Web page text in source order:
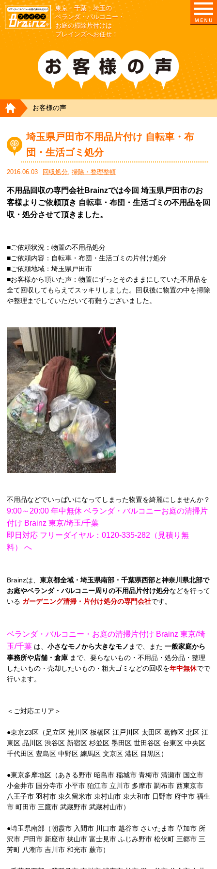
東京/埼玉/千葉/神奈川の ベランダ・庭の清掃片付け
東京・千葉・埼玉の
ベランダ・バルコニー・
お庭の掃除片付けは
ブレインズへお任せ！
HOME
お客様の声
埼玉県戸田市不用品片付け 自転車・布
団・生活ゴミ処分
2016.06.03 回収処分, 掃除・整理整頓
不用品回収の専門会社Brainzでは今回 埼玉県戸田市のお
客様よりご依頼頂き 自転車・布団・生活ゴミの不用品を回
収・処分させて頂きました。
■ご依頼状況：物置の不用品処分
■ご依頼内容：自転車・布団・生活ゴミの片付け処分
■ご依頼地域：埼玉県戸田市
■お客様から頂いた声：物置にずっとそのままにしていた不用品を
全て回収してもらえてスッキリしました。回収後に物置の中を掃除
や整理までしていただいて有難うございました。
不用品などでいっぱいになってしまった物置を綺麗にしませんか？
9:00～20:00 年中無休 ベランダ・バルコニーお庭の清掃片
付け Brainz 東京/埼玉/千葉
即日対応 フリーダイヤル：0120-335-282（見積り無
料）
へ
Brainzは、 東京都全域・埼玉県南部・千葉県西部と神奈川県北部で
お庭やベランダ・バルコニー周りの不用品片付け処分などを行って
いる ガーデニング清掃・片付け処分の専門会社です。
ベランダ・バルコニー・お庭の清掃片付け Brainz 東京/埼
玉/千葉 は、 小さなモノから大きなモノ まで、また 一般家庭から
事務所や店舗・倉庫 まで、要らないもの・不用品・処分品・整理
したいもの・売却したいもの・粗大ゴミなどの回収を年中無休でで
行います。
＜ご対応エリア＞
●東京23区（足立区 荒川区 板橋区 江戸川区 太田区 葛飾区 北区 江
東区 品川区 渋谷区 新宿区 杉並区 墨田区 世田谷区 台東区 中央区
千代田区 豊島区 中野区 練馬区 文京区 港区 目黒区）
●東京多摩地区（あきる野市 昭島市 稲城市 青梅市 清瀬市 国立市
小金井市 国分寺市 小平市 狛江市 立川市 多摩市 調布市 西東京市
八王子市 羽村市 東久留米市 東村山市 東大和市 日野市 府中市 福生
市 町田市 三鷹市 武蔵野市 武蔵村山市）
●埼玉県南部（朝霞市 入間市 川口市 越谷市 さいたま市 草加市 所
沢市 戸田市 新座市 挟山市 富士見市 ふじみ野市 松伏町 三郷市 三
芳町 八潮市 吉川市 和光市 蕨市）